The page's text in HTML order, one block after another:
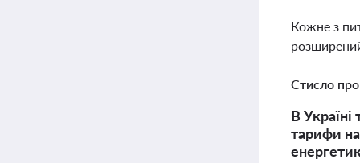
Кожне з
Стисло
В Україні
тарифи